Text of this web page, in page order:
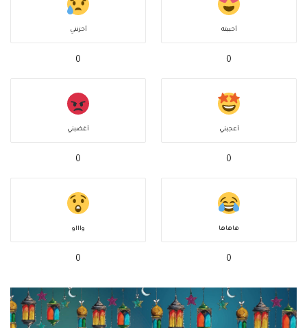
أحببته
0
أحزنني
0
أعجبني
0
أغضبني
0
هاهاها
0
واااو
0